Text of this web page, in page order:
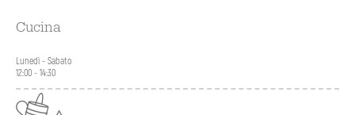
Cucina
Lunedì - Sabato
12:00 - 14:30